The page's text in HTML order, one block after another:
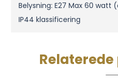
Belysning: E27 Max 60 watt
IP44 klassificering